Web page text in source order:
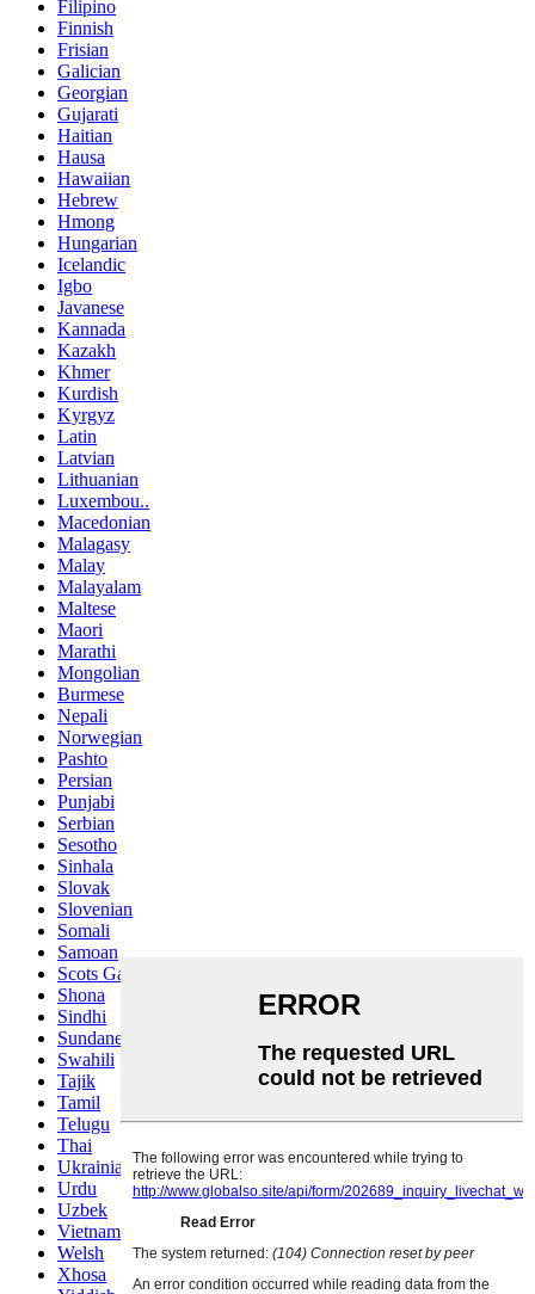
Filipino
Finnish
Frisian
Galician
Georgian
Gujarati
Haitian
Hausa
Hawaiian
Hebrew
Hmong
Hungarian
Icelandic
Igbo
Javanese
Kannada
Kazakh
Khmer
Kurdish
Kyrgyz
Latin
Latvian
Lithuanian
Luxembou..
Macedonian
Malagasy
Malay
Malayalam
Maltese
Maori
Marathi
Mongolian
Burmese
Nepali
Norwegian
Pashto
Persian
Punjabi
Serbian
Sesotho
Sinhala
Slovak
Slovenian
Somali
Samoan
Scots Gaelic
Shona
Sindhi
Sundanese
Swahili
Tajik
Tamil
Telugu
Thai
Ukrainian
Urdu
Uzbek
Vietnamese
Welsh
Xhosa